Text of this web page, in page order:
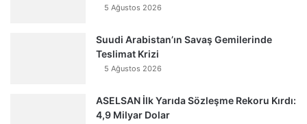
5 Ağustos 2026
Suudi Arabistan’ın Savaş Gemilerinde
Teslimat Krizi
5 Ağustos 2026
ASELSAN İlk Yarıda Sözleşme Rekoru Kırdı:
4,9 Milyar Dolar